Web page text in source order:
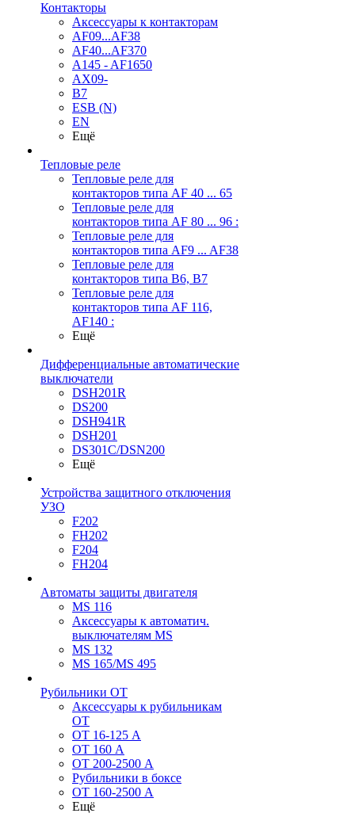
Контакторы
Аксессуары к контакторам
AF09...AF38
AF40...AF370
A145 - AF1650
AX09-
B7
ESB (N)
EN
Ещё
Тепловые реле
Тепловые реле для
контакторов типа AF 40 ... 65
Тепловые реле для
контакторов типа AF 80 ... 96 :
Тепловые реле для
контакторов типа AF9 ... AF38
Тепловые реле для
контакторов типа В6, В7
Тепловые реле для
контакторов типа AF 116,
AF140 :
Ещё
Дифференциальные автоматические
выключатели
DSH201R
DS200
DSH941R
DSH201
DS301C/DSN200
Ещё
Устройства защитного отключения
УЗО
F202
FH202
F204
FH204
Автоматы защиты двигателя
MS 116
Аксессуары к автоматич.
выключателям MS
MS 132
MS 165/MS 495
Рубильники ОТ
Аксессуары к рубильникам
OT
OT 16-125 А
OT 160 А
OT 200-2500 А
Рубильники в боксе
OT 160-2500 А
Ещё